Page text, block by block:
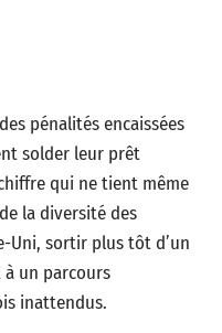
pénalités encaissées
solder leur prêt
qui ne tient même
la diversité des
Uni, sortir plus tôt d’un
un parcours
inattendus.